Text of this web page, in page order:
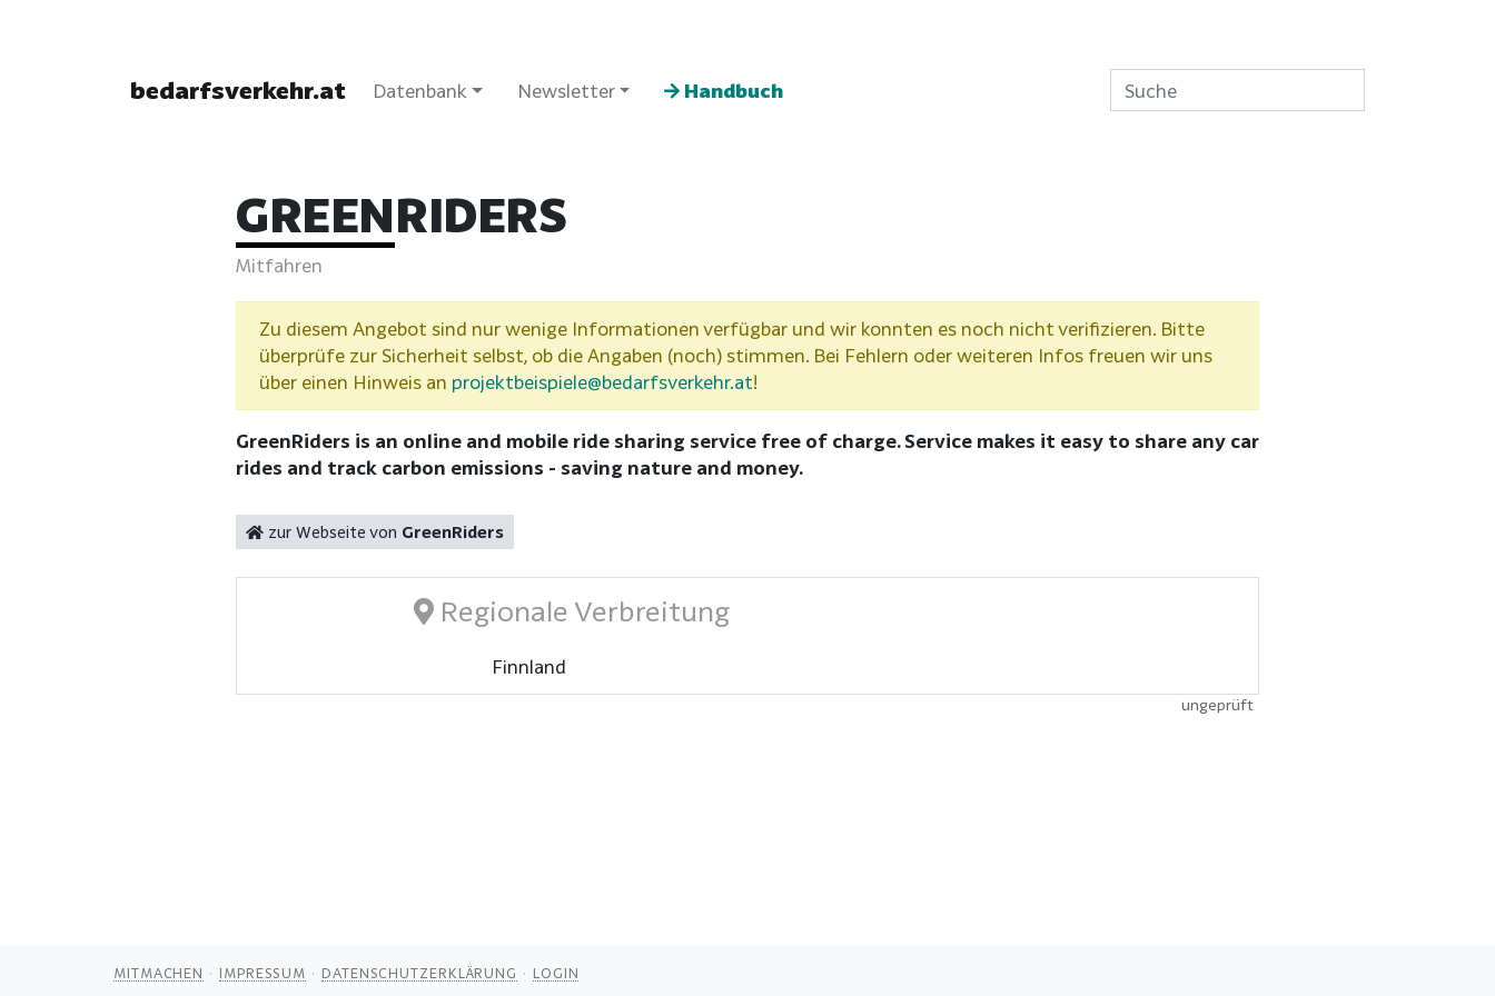
bedarfsverkehr.at Datenbank Newsletter Handbuch
GREENRIDERS
Mitfahren
Zu diesem Angebot sind nur wenige Informationen verfügbar und wir konnten es noch nicht verifizieren. Bitte
überprüfe zur Sicherheit selbst, ob die Angaben (noch) stimmen. Bei Fehlern oder weiteren Infos freuen wir uns
über einen Hinweis an projektbeispiele@bedarfsverkehr.at!
GreenRiders is an online and mobile ride sharing service free of charge. Service makes it easy to share any car
rides and track carbon emissions - saving nature and money.
zur Webseite von GreenRiders
Regionale Verbreitung
Finnland
ungeprüft
MITMACHEN IMPRESSUM DATENSCHUTZERKLÄRUNG LOGIN